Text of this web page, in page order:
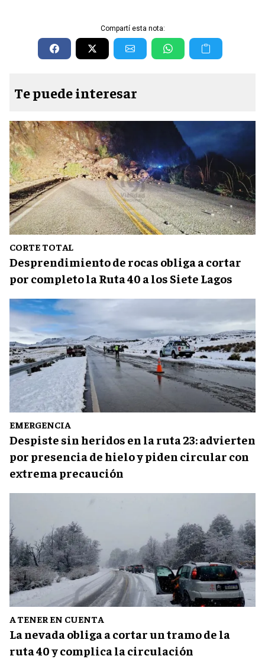
Compartí esta nota:
Te puede interesar
CORTE TOTAL
Desprendimiento de rocas obliga a cortar
por completo la Ruta 40 a los Siete Lagos
EMERGENCIA
Despiste sin heridos en la ruta 23: advierten
por presencia de hielo y piden circular con
extrema precaución
A TENER EN CUENTA
La nevada obliga a cortar un tramo de la
ruta 40 y complica la circulación